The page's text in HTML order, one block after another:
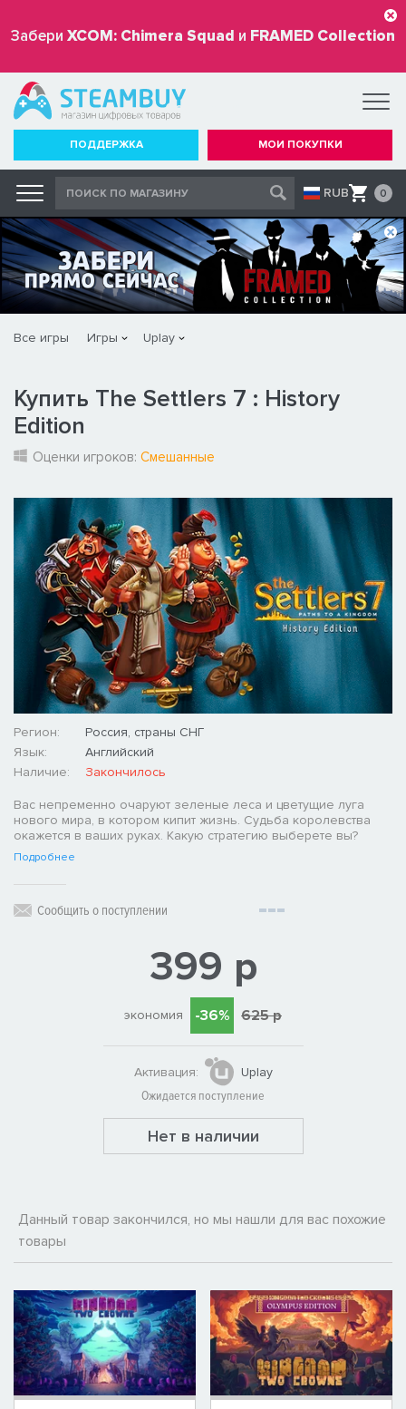
Забери XCOM: Chimera Squad и FRAMED Collection
бесплатно
ПОДДЕРЖКА МОИ ПОКУПКИ
RUB 0
Все игры Игры Uplay
Купить The Settlers 7 : History
Edition
Оценки игроков: Смешанные
Регион:
Россия, страны СНГ
Язык:
Английский
Наличие:
Закончилось
Вас непременно очаруют зеленые леса и цветущие луга
нового мира, в котором кипит жизнь. Судьба королевства
окажется в ваших руках. Какую стратегию выберете вы?
Подробнее
Сообщить о поступлении
399 р
экономия -36% 625 р
Активация:
Uplay
Ожидается поступление
Нет в наличии
Данный товар закончился, но мы нашли для вас похожие
товары